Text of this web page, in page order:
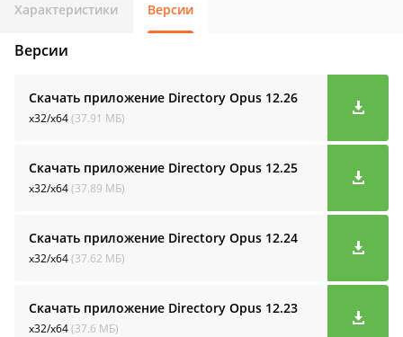
Характеристики Версии
Версии
Скачать приложение Directory Opus 12.26
x32/x64(37.91 МБ)
Скачать приложение Directory Opus 12.25
x32/x64(37.89 МБ)
Скачать приложение Directory Opus 12.24
x32/x64(37.62 МБ)
Скачать приложение Directory Opus 12.23
x32/x64(37.6 МБ)